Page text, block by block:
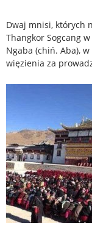
Dwaj mnisi, których
Thangkor Sogcang
Ngaba (chiń. Aba),
więzienia za